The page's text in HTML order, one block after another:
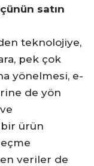
satın
teknolojiye,
pek çok
yönelmesi, e-
de yön
ürün
veriler de